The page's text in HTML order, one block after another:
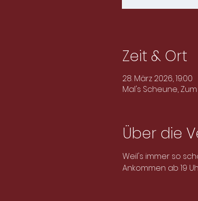
Zeit & Ort
28. März 2026, 19:00
Mal's Scheune,
Über die
Weil's immer so
Ankommen ab 19